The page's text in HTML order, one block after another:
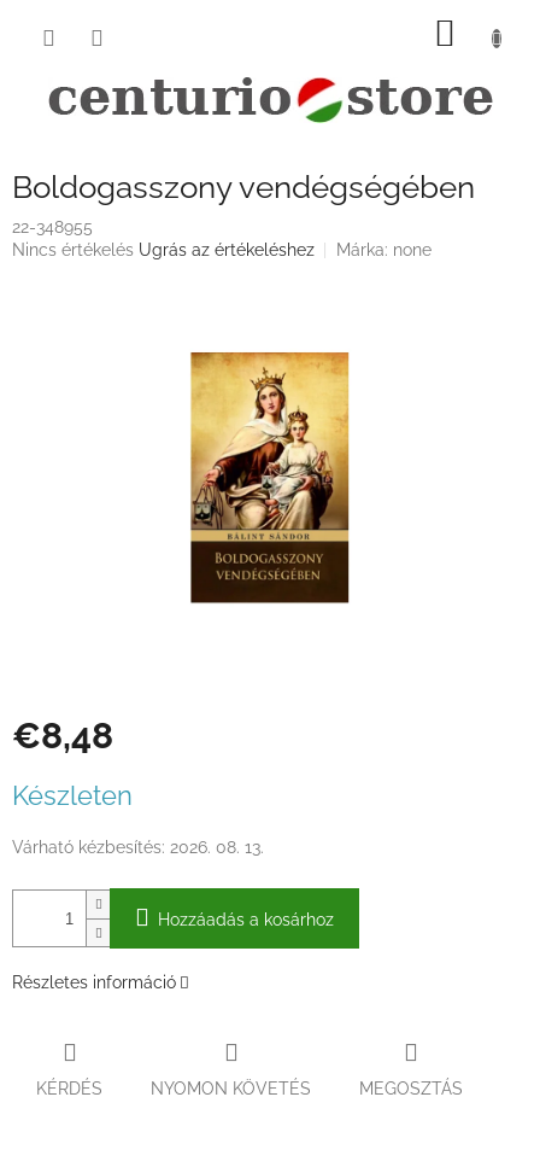
KOSÁR
Boldogasszony vendégségében
22-348955
A
Nincs értékelés Ugrás az értékeléshez Márka: none
€8,48
Készleten
Várható kézbesítés: 2026. 08. 13.
Hozzáadás a kosárhoz
Részletes információ
KÉRDÉS NYOMON KÖVETÉS MEGOSZTÁS